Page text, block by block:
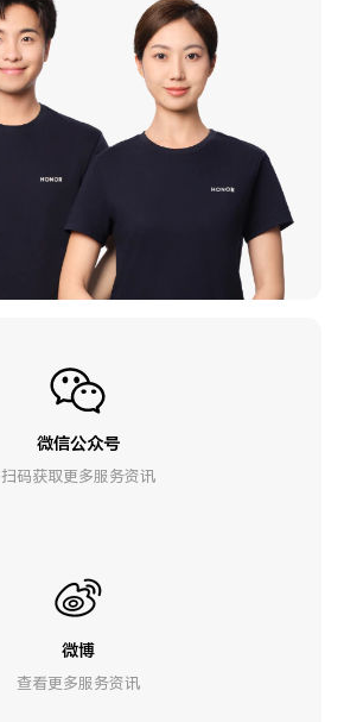
微信公众号
扫码获取更多服务资讯
微博
查看更多服务资讯